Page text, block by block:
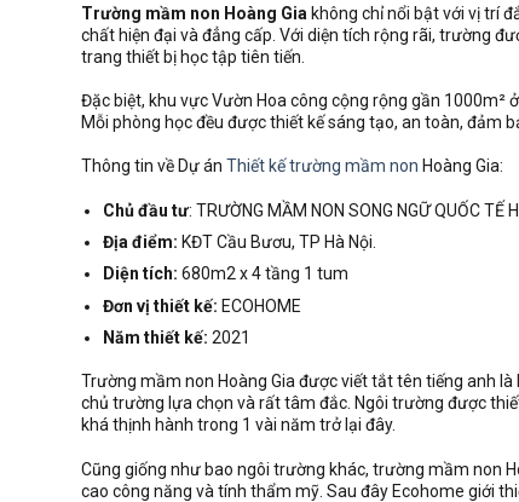
Trường mầm non Hoàng Gia không chỉ nổi bật với vị trí
chất hiện đại và đẳng cấp. Với diện tích rộng rãi, trường
trang thiết bị học tập tiên tiến.
Đặc biệt, khu vực Vườn Hoa công cộng rộng gần
Mỗi phòng học đều được thiết kế sáng tạo, an toàn, đảm
Thông tin về Dự án Thiết kế trường mầm non Hoàng Gia:
Chủ đầu tư: TRƯỜNG MẦM NON SONG NGỮ QUỐC TẾ
Địa điểm: KĐT Cầu Bươu, TP Hà Nội.
Diện tích: 680m2 x 4 tầng 1 tum
Đơn vị thiết kế: ECOHOME
Năm thiết kế: 2021
Trường mầm non Hoàng Gia được viết tắt tên tiếng anh
chủ trường lựa chọn và rất tâm đắc. Ngôi trường được
khá thịnh hành trong 1 vài năm trở lại đây.
Cũng giống như bao ngôi trường khác, trường mầm non
cao công năng và tính thẩm mỹ. Sau đây Ecohome giới